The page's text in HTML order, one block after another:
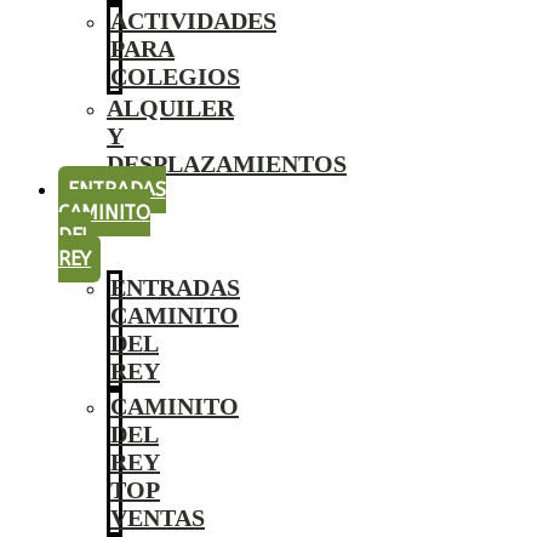
ACTIVIDADES
PARA
COLEGIOS
ALQUILER
Y
DESPLAZAMIENTOS
ENTRADAS
CAMINITO
DEL
REY
ENTRADAS
CAMINITO
DEL
REY
CAMINITO
DEL
REY
TOP
VENTAS